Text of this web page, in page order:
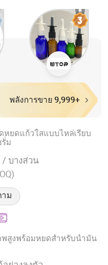
พลังการขาย 9,999+
หยดแก้วใสแบบไหล่เรียบ
ม
/ บางส่วน
ม
Co., Ltd.
สูงพร้อมหยดสำหรับน้ำมัน